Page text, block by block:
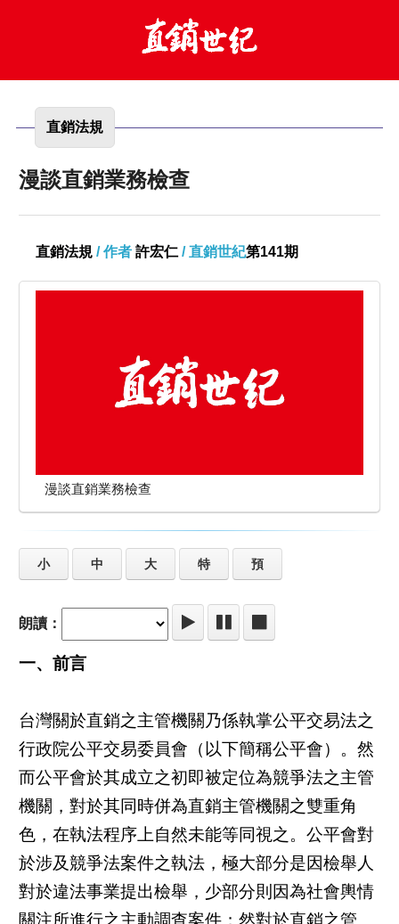
直銷法規
漫談直銷業務檢查
直銷法規 / 作者 許宏仁 / 直銷世紀第141期
漫談直銷業務檢查
小 中 大 特 預
朗讀：
一、前言
台灣關於直銷之主管機關乃係執掌公平交易法之
行政院公平交易委員會（以下簡稱公平會）。然
而公平會於其成立之初即被定位為競爭法之主管
機關，對於其同時併為直銷主管機關之雙重角
色，在執法程序上自然未能等同視之。公平會對
於涉及競爭法案件之執法，極大部分是因檢舉人
對於違法事業提出檢舉，少部分則因為社會輿情
關注所進行之主動調查案件；然對於直銷之管